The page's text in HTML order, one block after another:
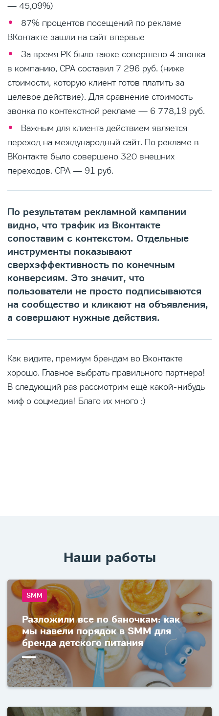
— 45,09%)
87% процентов посещений по рекламе
ВКонтакте зашли на сайт впервые
За время РК было также совершено 4 звонка
в компанию, CPA составил 7 296 руб. (ниже
стоимости, которую клиент готов платить за
целевое действие). Для сравнение стоимость
звонка по контекстной рекламе — 6 778,19 руб.
Важным для клиента действием является
переход на международный сайт. По рекламе в
ВКонтакте было совершено 320 внешних
переходов. CPA — 91 руб.
По результатам рекламной кампании
видно, что трафик из Вконтакте
сопоставим с контекстом. Отдельные
инструменты показывают
сверхэффективность по конечным
конверсиям. Это значит, что
пользователи не просто подписываются
на сообщество и кликают на объявления,
а совершают нужные действия.
Как видите, премиум брендам во Вконтакте
хорошо. Главное выбрать правильного партнера!
В следующий раз рассмотрим ещё какой-нибудь
миф о соцмедиа! Благо их много :)
Наши работы
SMM
Разложили все по баночкам: как
мы навели порядок в SMM для
бренда детского питания